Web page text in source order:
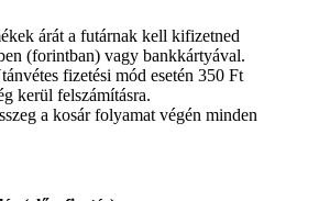
árát a futárnak kell kifizetned
(forintban) vagy bankkártyával.
fizetési mód esetén 350 Ft
kerül felszámításra.
a kosár folyamat végén minden